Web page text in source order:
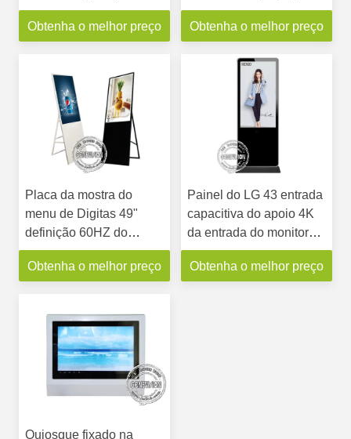
polegada I7 8o do
quiosque 1080P 6 do
Obtenha o melhor preço
do shopping Android
Obtenha o melhor preço
Placa da mostra do
menu de Digitas 49"
definição 60HZ do
jogador 1080X1920 da
propaganda do LCD
Obtenha o melhor preço
Painel do LG 43 entrada
capacitiva do apoio 4K
da entrada do monitor
HDMI do quiosque do
tela táctil da polegada
Obtenha o melhor preço
Quiosque fixado na